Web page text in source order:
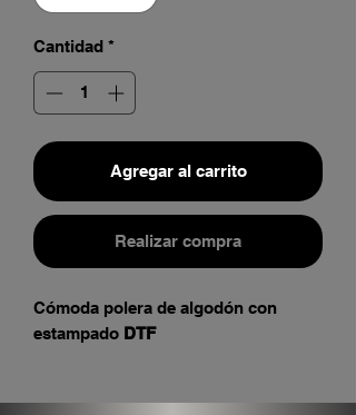
Cantidad *
Agregar al carrito
Realizar compra
Cómoda polera de algodón con
estampado DTF